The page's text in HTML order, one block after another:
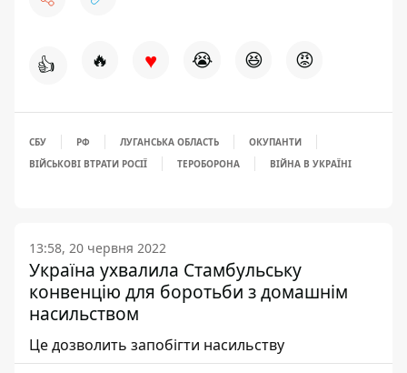
👍 🔥 ♥ 😭 😆 😡
СБУ РФ ЛУГАНСЬКА ОБЛАСТЬ
ОКУПАНТИ
ВІЙСЬКОВІ ВТРАТИ РОСІЇ
ТЕРОБОРОНА ВІЙНА В УКРАЇНІ
13:58, 20 червня 2022
Україна ухвалила Стамбульську
конвенцію для боротьби з домашнім
насильством
Це дозволить запобігти насильству